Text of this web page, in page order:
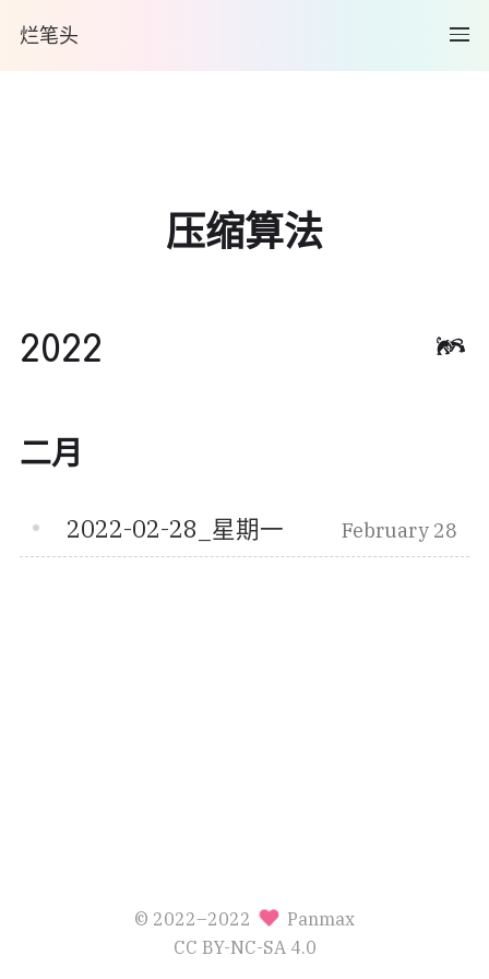
烂笔头
压缩算法
2022
二月
2022-02-28_星期一 February 28
© 2022–2022
Panmax
CC BY-NC-SA 4.0